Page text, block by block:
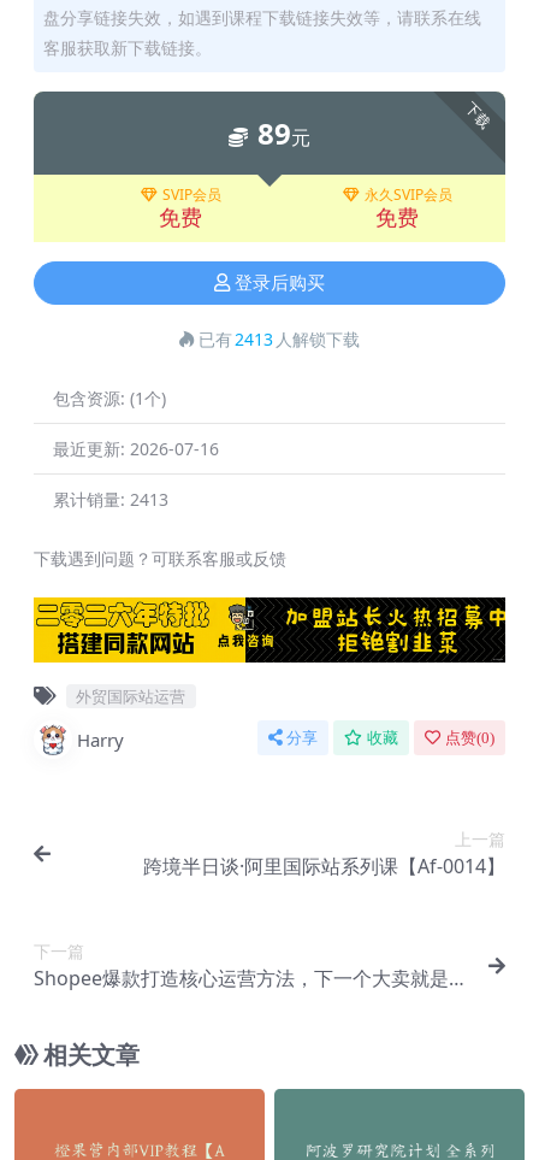
盘分享链接失效，如遇到课程下载链接失效等，请联系在线
客服获取新下载链接。
下载
89元
SVIP会员
免费
永久SVIP会员
免费
登录后购买
已有2413 人解锁下载
包含资源: (1个)
最近更新: 2026-07-16
累计销量: 2413
下载遇到问题？可联系客服或反馈
外贸国际站运营
Harry 分享 收藏 点赞(0)
上一篇
跨境半日谈·阿里国际站系列课【Af-0014】
下一篇
Shopee爆款打造核心运营方法，下一个大卖就是你
相关文章